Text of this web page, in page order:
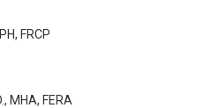
FRCP
MHA, FERA